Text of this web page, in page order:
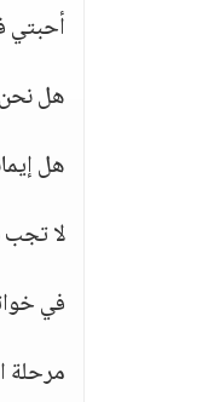
أحبتي
هل
هل
لا تجب
في
مرحلة